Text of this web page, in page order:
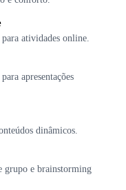
atividades online.
apresentações
dinâmicos.
grupo e brainstorming